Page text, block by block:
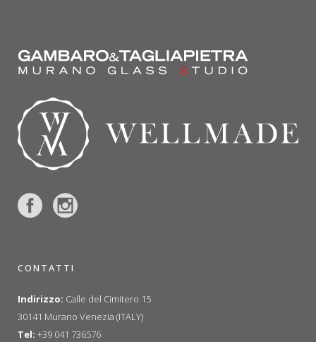
CONTATTI
Indirizzo: Calle del Cimitero 15
30141 Murano Venezia (ITALY)
Tel: +39 041 736576